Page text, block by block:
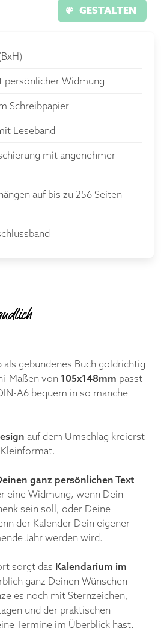
GESTALTEN
persönlicher Widmung
Schreibpapier
Leseband
mit angenehmer
auf bis zu 256 Seiten
gebundenes Buch goldrichtig
Maßen von 105x148mm passt
A6 bequem in so manche
auf dem Umschlag kreierst
ganz persönlichen Text
eine Widmung, wenn Dein
sein soll, oder Deine
der Kalender Dein eigener
Jahr werden wird.
sorgt das Kalendarium im
ganz Deinen Wünschen
es noch mit Sternzeichen,
und der praktischen
Termine im Überblick hast.